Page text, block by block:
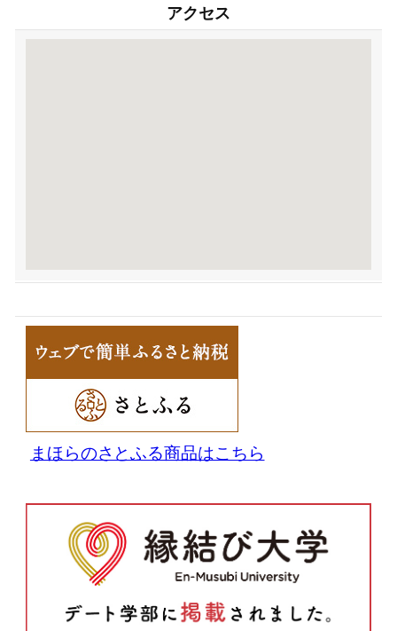
アクセス
まほらのさとふる商品はこちら